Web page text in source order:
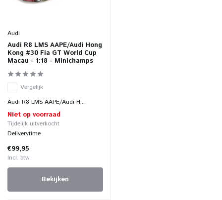
Audi
Audi R8 LMS AAPE/Audi Hong
Kong #30 Fia GT World Cup
Macau - 1:18 - Minichamps
Vergelijk
Audi R8 LMS AAPE/Audi H...
Niet op voorraad
Tijdelijk uitverkocht
Deliverytime
€99,95
Incl. btw
Bekijken